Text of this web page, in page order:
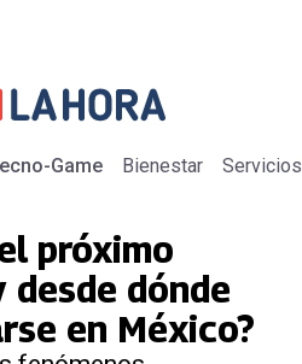
Game Bienestar Servicios
próximo
dónde
en México?